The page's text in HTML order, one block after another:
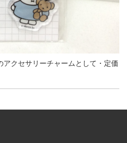
クセサリーチャームとして・定価